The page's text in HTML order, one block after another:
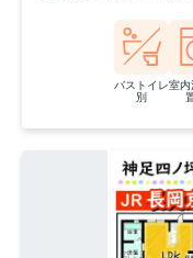
バストイレ
別
室内